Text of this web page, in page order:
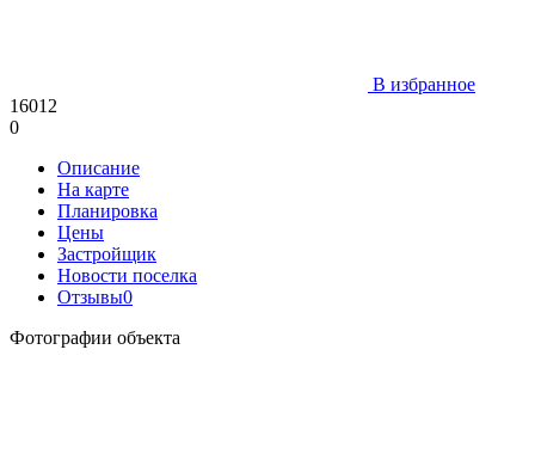
В избранное
16012
0
Описание
На карте
Планировка
Цены
Застройщик
Новости поселка
Отзывы0
Фотографии объекта